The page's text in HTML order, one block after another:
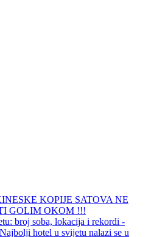
KOPIJE SATOVA NE
GOLIM OKOM !!!
broj soba, lokacija i rekordi -
Najbolji hotel u svijetu nalazi se u